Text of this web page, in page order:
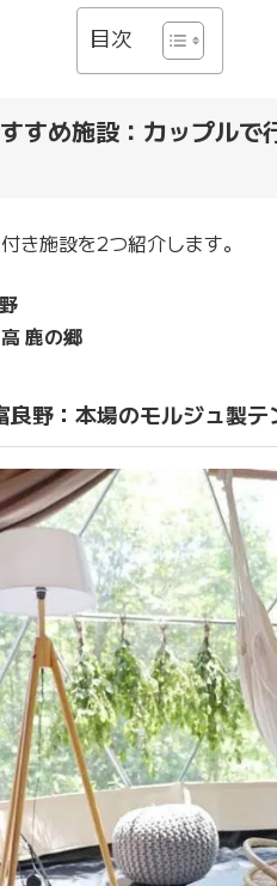
目次
すめ施設：カップルで
き施設を2つ紹介します。
鹿の郷
良野：本場のモルジュ製